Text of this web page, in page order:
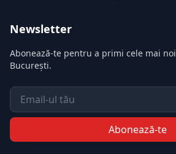
Newsletter
Abonează-te pentru a primi cele mai
București.
Email
Abonează-te